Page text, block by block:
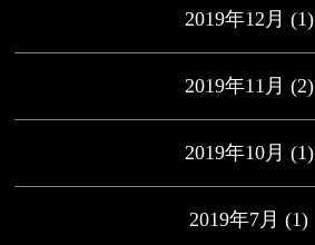
2019年12月 (1)
2019年11月 (2)
2019年10月 (1)
2019年7月 (1)